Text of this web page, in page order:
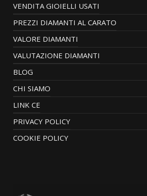
VENDITA GIOIELLI USATI
PREZZI DIAMANTI AL CARATO
VALORE DIAMANTI
VALUTAZIONE DIAMANTI
BLOG
CHI SIAMO
LINK CE
PRIVACY POLICY
COOKIE POLICY